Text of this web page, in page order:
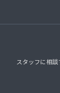
スタッフに相談